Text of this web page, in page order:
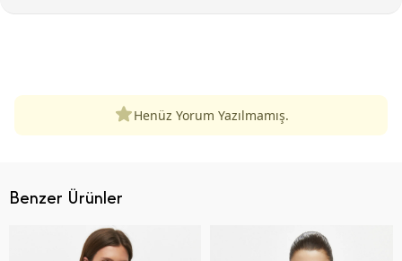
Henüz Yorum Yazılmamış.
Benzer Ürünler